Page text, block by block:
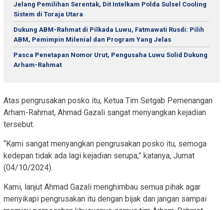
Jelang Pemilihan Serentak, Dit Intelkam Polda Sulsel Cooling
Sistem di Toraja Utara
Dukung ABM-Rahmat di Pilkada Luwu, Fatmawati Rusdi: Pilih
ABM, Pemimpin Milenial dan Program Yang Jelas
Pasca Penetapan Nomor Urut, Pengusaha Luwu Solid Dukung
Arham-Rahmat
Atas pengrusakan posko itu, Ketua Tim Setgab Pemenangan
Arham-Rahmat, Ahmad Gazali sangat menyangkan kejadian
tersebut.
“Kami sangat menyangkan pengrusakan posko itu, semoga
kedepan tidak ada lagi kejadian serupa,” katanya, Jumat
(04/10/2024).
Kami, lanjut Ahmad Gazali menghimbau semua pihak agar
menyikapi pengrusakan itu dengan bijak dan jangan sampai